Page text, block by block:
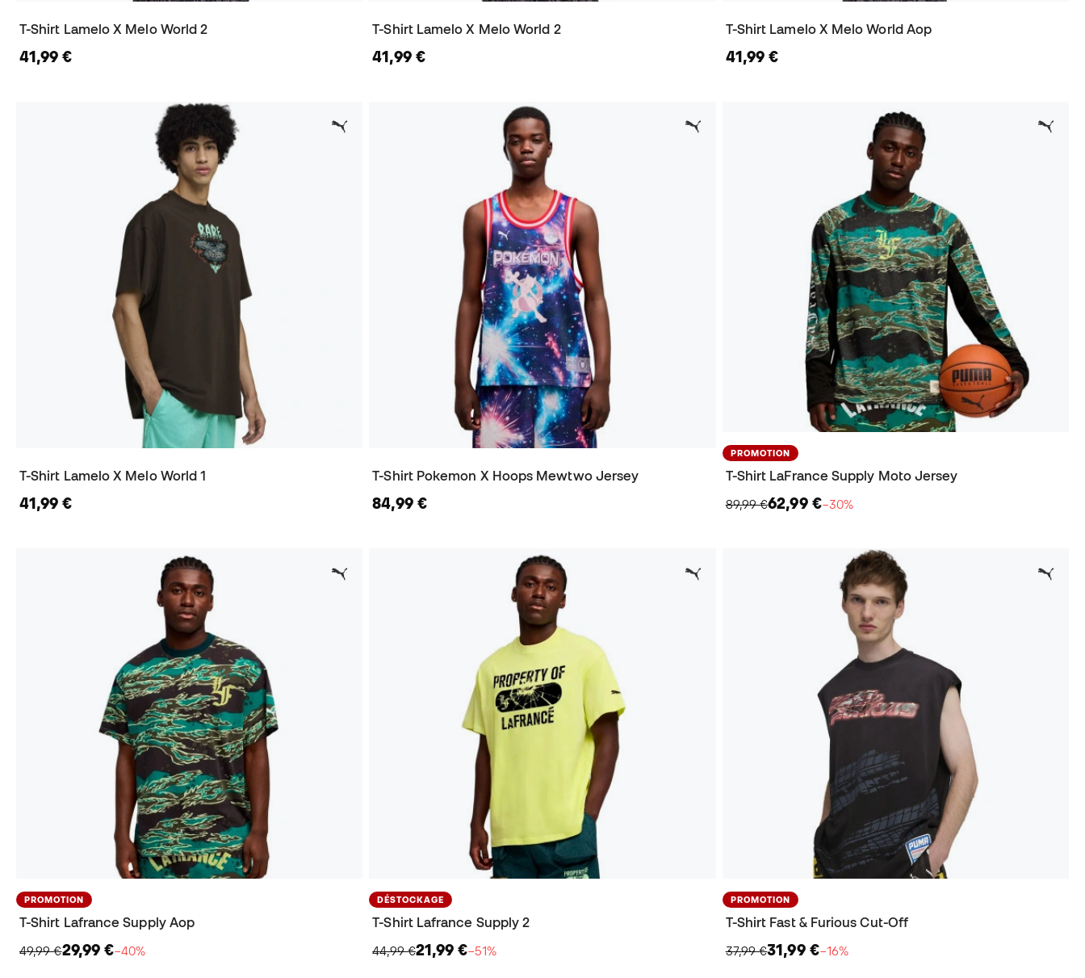
T-Shirt Lamelo X Melo World 2
41,99 €
T-Shirt Lamelo X Melo World 2
41,99 €
T-Shirt Lamelo X Melo World Aop
41,99 €
T-Shirt Lamelo X Melo World 1
41,99 €
T-Shirt Pokemon X Hoops Mewtwo Jersey
84,99 €
PROMOTION
T-Shirt LaFrance Supply Moto Jersey
89,99 €62,99 €−30%
PROMOTION
T-Shirt Lafrance Supply Aop
49,99 €29,99 €−40%
DÉSTOCKAGE
T-Shirt Lafrance Supply 2
44,99 €21,99 €−51%
PROMOTION
T-Shirt Fast & Furious Cut-Off
37,99 €31,99 €−16%